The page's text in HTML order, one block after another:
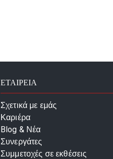
ΕΤΑΙΡΕΙΑ
Σχετικά με εμάς
Καριέρα
Blog & Νέα
Συνεργάτες
Συμμετοχές σε εκθέσεις